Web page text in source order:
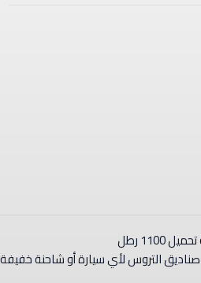
تحميل1100 رطل
التروس لأي سيارة أو شاحنة